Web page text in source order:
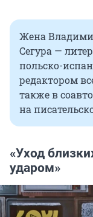
Жена
Сегура —
польско-
редактором
также в
на
«Уход
ударом»